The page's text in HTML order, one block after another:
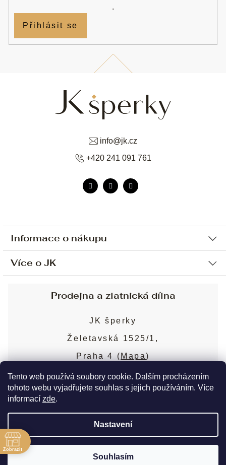
Tento web používá soubory cookie. Dalším procházením
tohoto webu vyjadřujete souhlas s jejich používáním. Více
informací zde.
Nastavení
Souhlasím
Informace o nákupu
Ochrana osobních údajů
Sjednání osobní schůzky
Obchodní podmínky
Puncovní značky
Více o JK
Blog
Nejčastější dotazy
info@jk.cz
+420 241 091 761
.
Přihlásit se
Prodejna a zlatnická dílna
JK šperky
Želetavská 1525/1,
Praha 4 (Mapa)
Více o prodejně
Copyright 2026JK šperky. Všechna práva
vyhrazena. Upravit nastavení cookies
Vytvořil Shoptet Premium
Zobrazit